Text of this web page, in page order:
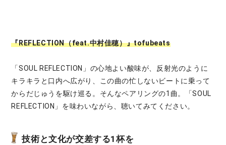
『REFLECTION（feat.中村佳穂）』tofubeats
「SOUL REFLECTION」の心地よい酸味が、反射光のように
キラキラと口内へ広がり、この曲の忙しないビートに乗って
からだじゅうを駆け巡る。そんなペアリングの1曲。「SOUL
REFLECTION」を味わいながら、聴いてみてください。
技術と文化が交差する1杯を